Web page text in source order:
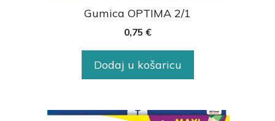
Gumica OPTIMA 2/1
0,75 €
Dodaj u košaricu